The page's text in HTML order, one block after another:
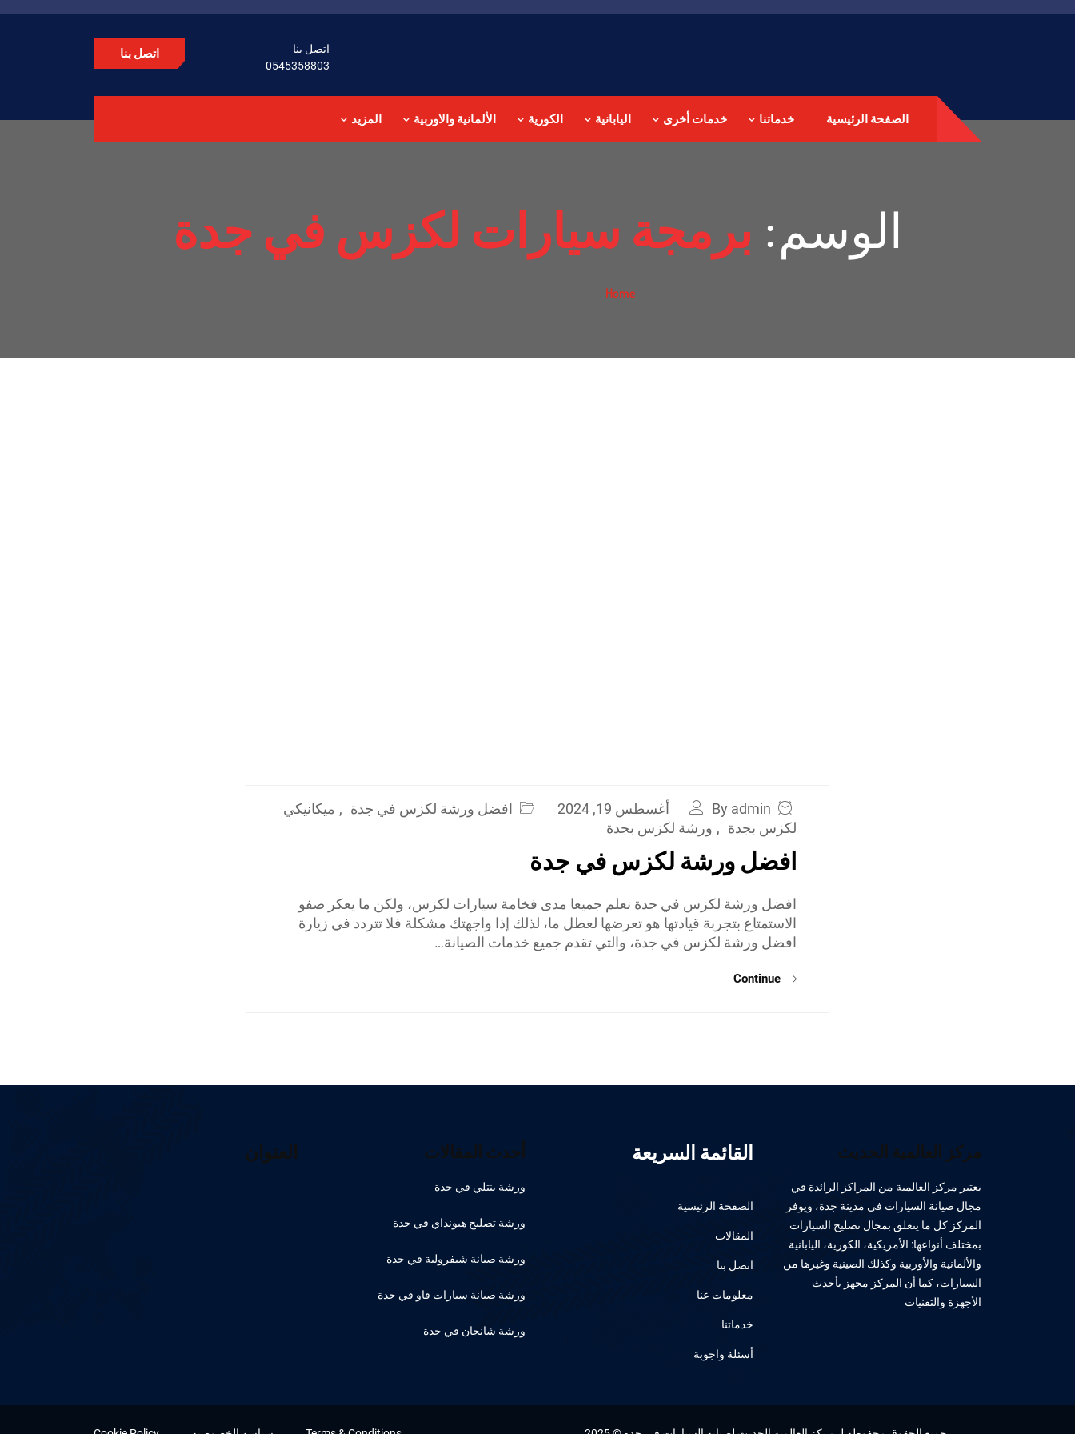
اتصل بنا
0545358803
اتصل بنا
الصفحة الرئيسية خدماتنا خدمات أخرى اليابانية الكورية الألمانية والاوربية المزيد
الوسم: برمجة سيارات لكزس في جدة
Home
By admin أغسطس 19, 2024 افضل ورشة لكزس في جدة , ميكانيكي
لكزس بجدة , ورشة لكزس بجدة
افضل ورشة لكزس في جدة
افضل ورشة لكزس في جدة نعلم جميعا مدى فخامة سيارات لكزس، ولكن ما يعكر صفو
الاستمتاع بتجربة قيادتها هو تعرضها لعطل ما، لذلك إذا واجهتك مشكلة فلا تتردد في زيارة
افضل ورشة لكزس في جدة، والتي تقدم جميع خدمات الصيانة…
Continue
مركز العالمية الحديث
يعتبر مركز العالمية من المراكز الرائدة في
مجال صيانة السيارات في مدينة جدة، ويوفر
المركز كل ما يتعلق بمجال تصليح السيارات
بمختلف أنواعها: الأمريكية، الكورية، اليابانية
والألمانية والأوربية وكذلك الصينية وغيرها من
السيارات، كما أن المركز مجهز بأحدث
الأجهزة والتقنيات
القائمة السريعة
الصفحة الرئيسية
المقالات
اتصل بنا
معلومات عنا
خدماتنا
أسئلة واجوبة
أحدث المقالات
ورشة بنتلي في جدة
ورشة تصليح هيونداي في جدة
ورشة صيانة شيفرولية في جدة
ورشة صيانة سيارات فاو في جدة
ورشة شانجان في جدة
العنوان